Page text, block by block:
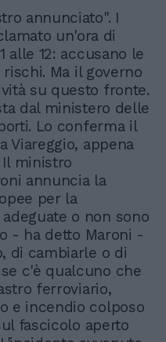
annunciato". I
un'ora di
alle 12: accusano le
Ma il governo
su questo fronte.
dal ministero delle
Lo conferma il
Viareggio, appena
ministro
annuncia la
per la
o non sono
- ha detto Maroni -
di cambiarle o di
c'è qualcuno che
ferroviario,
e incendio colposo
fascicolo aperto